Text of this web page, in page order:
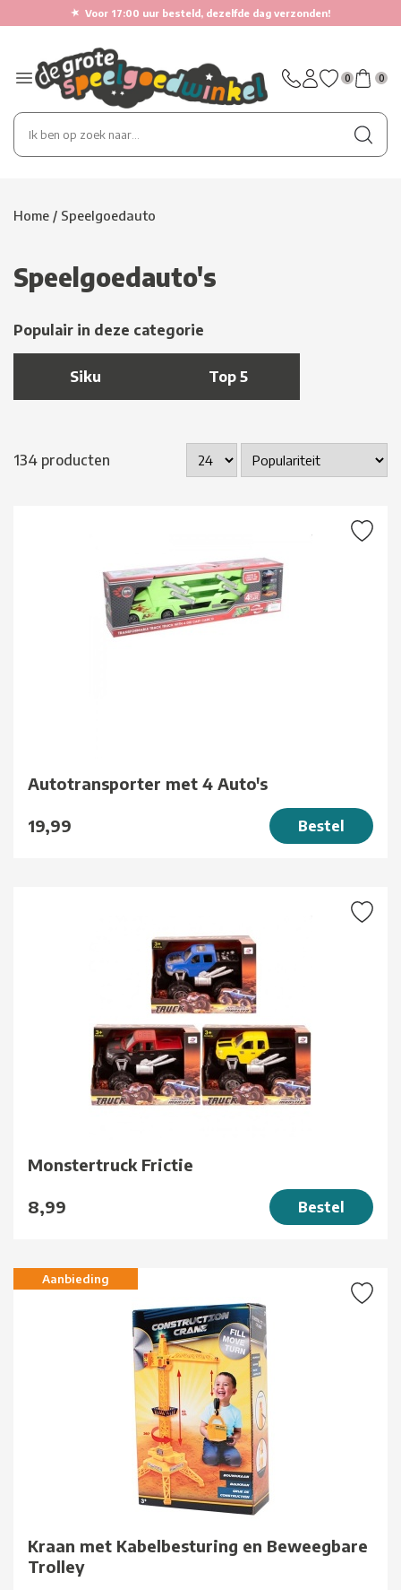
★ Voor 17:00 uur besteld, dezelfde dag verzonden!
0 0
Home / Speelgoedauto
Speelgoedauto's
Populair in deze categorie
Siku Top 5
134 producten
Autotransporter met 4 Auto's
19,99 Bestel
Monstertruck Frictie
8,99 Bestel
Aanbieding
Kraan met Kabelbesturing en Beweegbare
Trolley